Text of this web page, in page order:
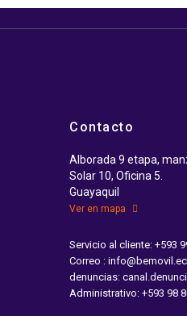
Contacto
Alborada 9 etapa,
Solar 10, Oficina 5.
Guayaquil
Ver en mapa
Servicio al cliente: +593
Correo : info@bemovil.ec
denuncias:
Administrativo: +593 98